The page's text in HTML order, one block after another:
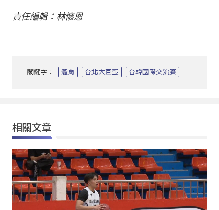
責任編輯：林懷恩
關鍵字： 體育 台北大巨蛋 台韓國際交流賽
相關文章